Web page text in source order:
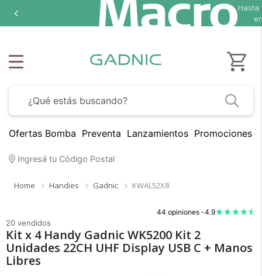
Hasta18
en
Ofertas Bomba Preventa Lanzamientos Promociones
Ingresá tu Código Postal
Home Handies Gadnic KWAL52X8
44 opiniones -4.9
20 vendidos
Kit x 4 Handy Gadnic WK5200 Kit 2
Unidades 22CH UHF Display USB C + Manos
Libres